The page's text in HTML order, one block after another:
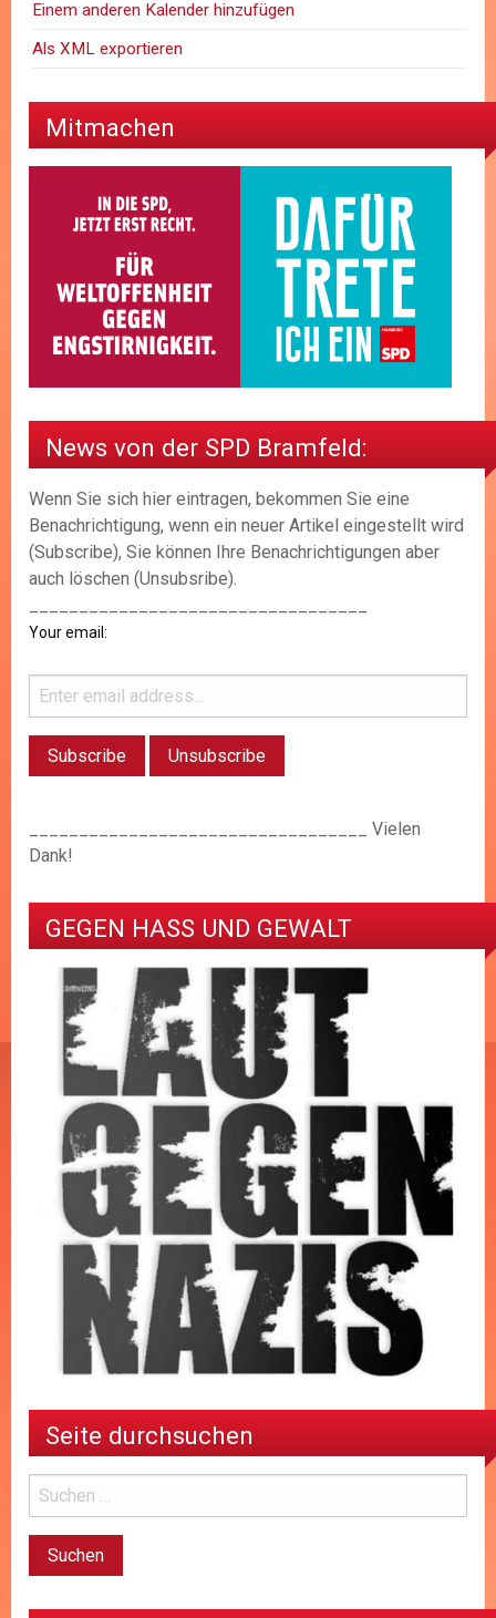
Einem anderen Kalender hinzufügen
Als XML exportieren
Mitmachen
News von der SPD Bramfeld:
Wenn Sie sich hier eintragen, bekommen Sie eine
Benachrichtigung, wenn ein neuer Artikel eingestellt wird
(Subscribe), Sie können Ihre Benachrichtigungen aber
auch löschen (Unsubsribe).
Your email:
__________________________________ Vielen
Dank!
GEGEN HASS UND GEWALT
Seite durchsuchen